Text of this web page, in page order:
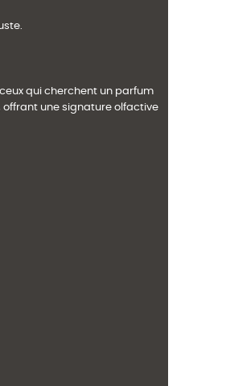
qui cherchent un parfum
offrant une signature olfactive